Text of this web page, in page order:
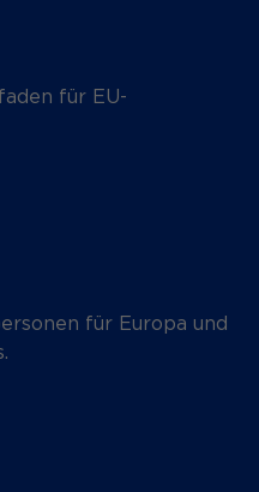
für EU-
für Europa und